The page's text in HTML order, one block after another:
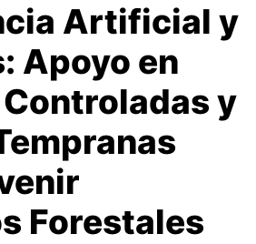
Artificial y
Apoyo en
y
Forestales